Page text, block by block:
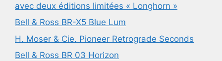
avec deux éditions limitées « Longhorn »
Bell & Ross BR-X5 Blue Lum
H. Moser & Cie. Pioneer Retrograde Seconds
Bell & Ross BR 03 Horizon